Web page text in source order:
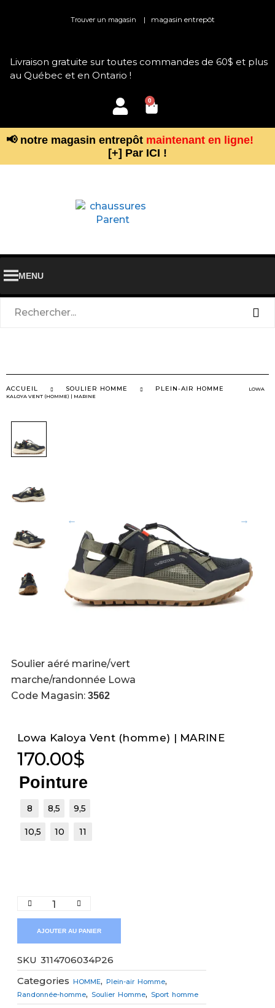
Trouver un magasin | magasin entrepôt
Livraison gratuite sur toutes commandes de 60$ et plus
au Québec et en Ontario !
0
📢 notre magasin entrepôt maintenant en ligne!
[+] Par ICI !
MENU
ACCUEIL SOULIER HOMME PLEIN-AIR HOMME
LOWA
KALOYA VENT (HOMME) | MARINE
Soulier aéré marine/vert
marche/randonnée Lowa
Code Magasin: 3562
Lowa Kaloya Vent (homme) | MARINE
170.00$
Pointure
8 8,5 9,5
10,5 10 11
AJOUTER AU PANIER
SKU 3114706034P26
Categories HOMME, Plein-air Homme,
Randonnée-homme, Soulier Homme, Sport homme